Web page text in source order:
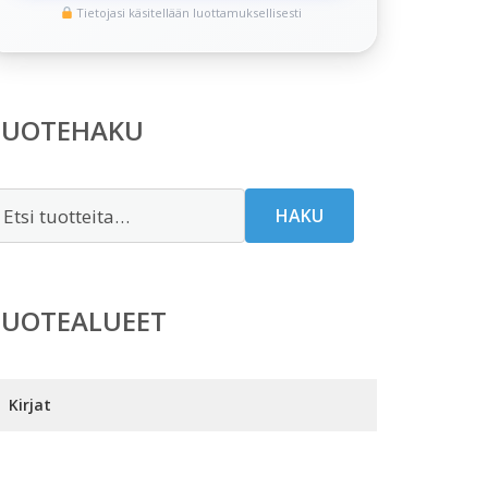
Tietojasi käsitellään luottamuksellisesti
HAKU
Kirjat